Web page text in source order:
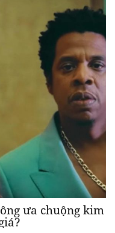
ưa chuộng kim